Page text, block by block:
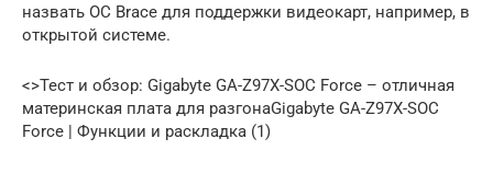
назвать OC Brace для поддержки видеокарт, например, в
открытой системе.
<>Тест и обзор: Gigabyte GA-Z97X-SOC Force – отличная
материнская плата для разгонаGigabyte GA-Z97X-SOC
Force | Функции и раскладка (1)